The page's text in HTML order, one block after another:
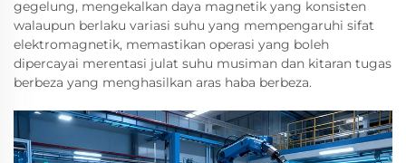
gegelung, mengekalkan daya magnetik yang konsisten
walaupun berlaku variasi suhu yang mempengaruhi sifat
elektromagnetik, memastikan operasi yang boleh
dipercayai merentasi julat suhu musiman dan kitaran tugas
berbeza yang menghasilkan aras haba berbeza.